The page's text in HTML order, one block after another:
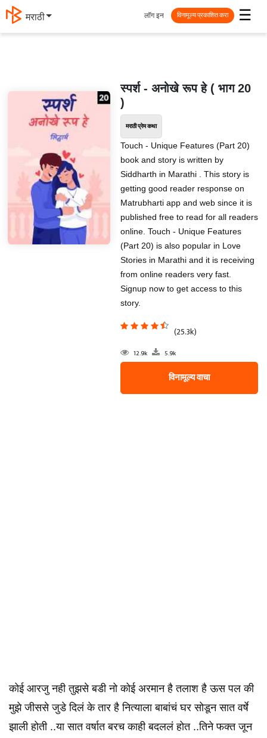
मराठी ☰
लॉग इन विनामूल्य प्रकाशित करा
स्पर्श - अनोखे रूप हे ( भाग 20
)
मराठी प्रेम कथा
Touch - Unique Features (Part 20)
book and story is written by
Siddharth in Marathi . This story is
getting good reader response on
Matrubharti app and web since it is
published free to read for all readers
online. Touch - Unique Features
(Part 20) is also popular in Love
Stories in Marathi and it is receiving
from online readers very fast.
Signup now to get access to this
story.
(25.3k)
12.9k 5.9k
विनामूल्य वाचा
कोई आरजु नही तुझसे बडी नो कोई अरमान है तलाश है ऊस पल की
मुझे जीससे जुडे दिलं के तार है नित्याला बाबांचं घर सोडून सात वर्षे
झाली होती ..या सात वर्षात बरच काही बदललं होत ..तिने फक्त जून